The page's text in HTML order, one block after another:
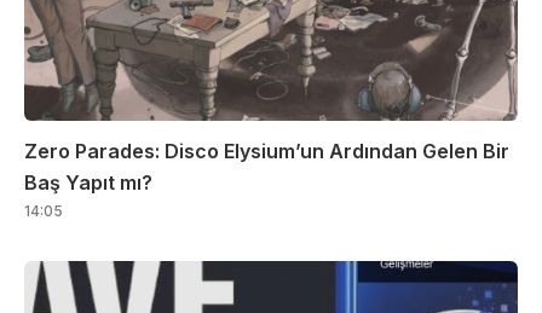
Zero Parades: Disco Elysium’un Ardından Gelen Bir
Baş Yapıt mı?
14:05